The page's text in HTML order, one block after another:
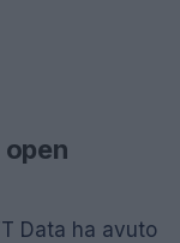
Data ha avuto